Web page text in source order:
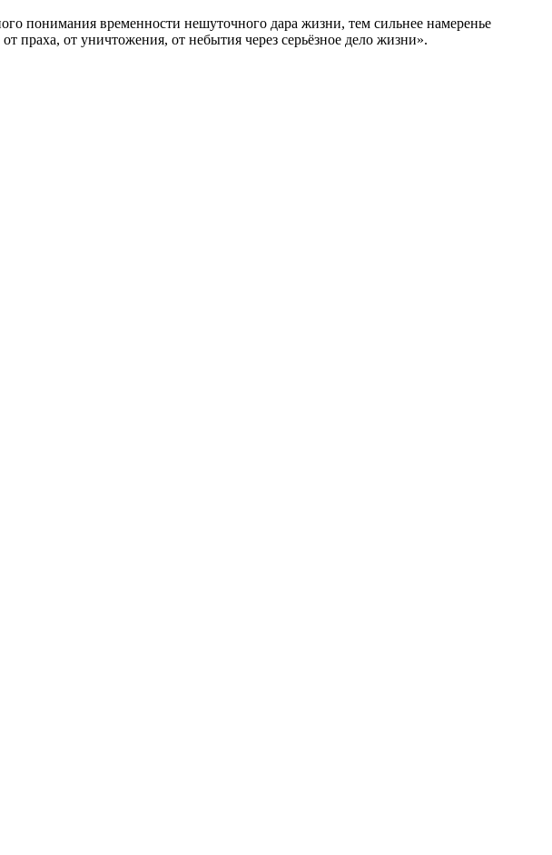
понимания временности нешуточного дара жизни, тем сильнее намеренье
праха, от уничтожения, от небытия через серьёзное дело жизни».